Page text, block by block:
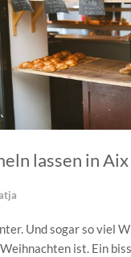
lassen in
Und sogar so viel
ist. Ein